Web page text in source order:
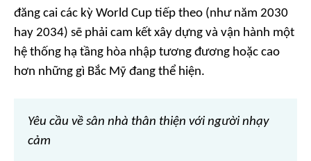
đăng cai các kỳ World Cup tiếp theo (như năm 2030
hay 2034) sẽ phải cam kết xây dựng và vận hành một
hệ thống hạ tầng hòa nhập tương đương hoặc cao
hơn những gì Bắc Mỹ đang thể hiện.
Yêu cầu về sân nhà thân thiện với người nhạy
cảm